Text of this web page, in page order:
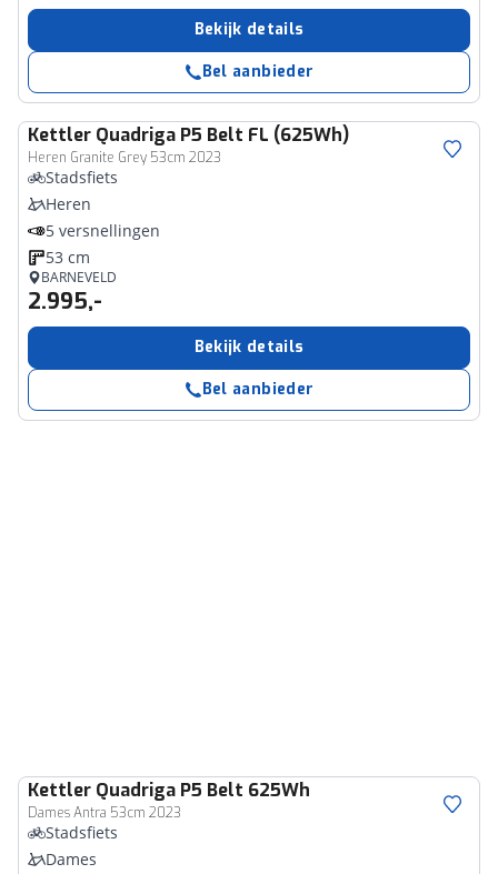
Bekijk details
Bel aanbieder
Kettler Quadriga P5 Belt FL (625Wh)
Heren Granite Grey 53cm 2023
Stadsfiets
Heren
5 versnellingen
53 cm
BARNEVELD
2.995,-
Bekijk details
Bel aanbieder
Kettler Quadriga P5 Belt 625Wh
Dames Antra 53cm 2023
Stadsfiets
Dames